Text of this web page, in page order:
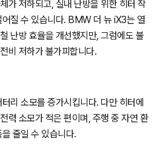
가 저하되고, 실내 난방을 위한 히터 작
질 수 있습니다. BMW 더 뉴 iX3는 열
난방 효율을 개선했지만, 그럼에도 불
비 저하가 불가피합니다.
리 소모를 증가시킵니다. 다만 히터에
력 소모가 적은 편이며, 주행 중 자연 환
줄일 수 있습니다.